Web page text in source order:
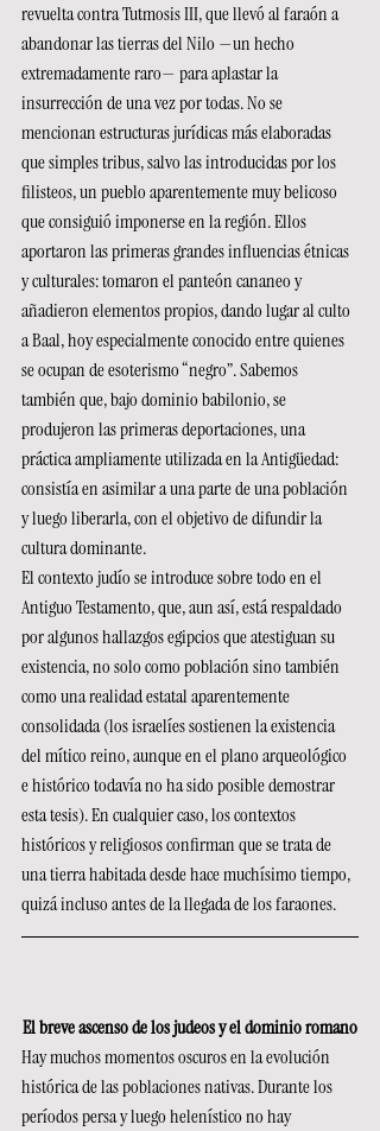
revuelta contra Tutmosis III, que llevó al faraón a
abandonar las tierras del Nilo —un hecho
extremadamente raro— para aplastar la
insurrección de una vez por todas. No se
mencionan estructuras jurídicas más elaboradas
que simples tribus, salvo las introducidas por los
filisteos, un pueblo aparentemente muy belicoso
que consiguió imponerse en la región. Ellos
aportaron las primeras grandes influencias étnicas
y culturales: tomaron el panteón cananeo y
añadieron elementos propios, dando lugar al culto
a Baal, hoy especialmente conocido entre quienes
se ocupan de esoterismo “negro”. Sabemos
también que, bajo dominio babilonio, se
produjeron las primeras deportaciones, una
práctica ampliamente utilizada en la Antigüedad:
consistía en asimilar a una parte de una población
y luego liberarla, con el objetivo de difundir la
cultura dominante.
El contexto judío se introduce sobre todo en el
Antiguo Testamento, que, aun así, está respaldado
por algunos hallazgos egipcios que atestiguan su
existencia, no solo como población sino también
como una realidad estatal aparentemente
consolidada (los israelíes sostienen la existencia
del mítico reino, aunque en el plano arqueológico
e histórico todavía no ha sido posible demostrar
esta tesis). En cualquier caso, los contextos
históricos y religiosos confirman que se trata de
una tierra habitada desde hace muchísimo tiempo,
quizá incluso antes de la llegada de los faraones.
El breve ascenso de los judeos y el dominio romano
Hay muchos momentos oscuros en la evolución
histórica de las poblaciones nativas. Durante los
períodos persa y luego helenístico no hay